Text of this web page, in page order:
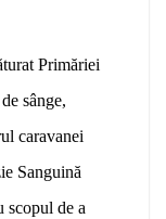
Primăriei
sânge,
caravanei
Sanguină
scopul de a